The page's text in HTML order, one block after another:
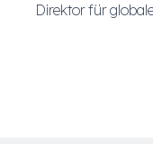
Direktor für